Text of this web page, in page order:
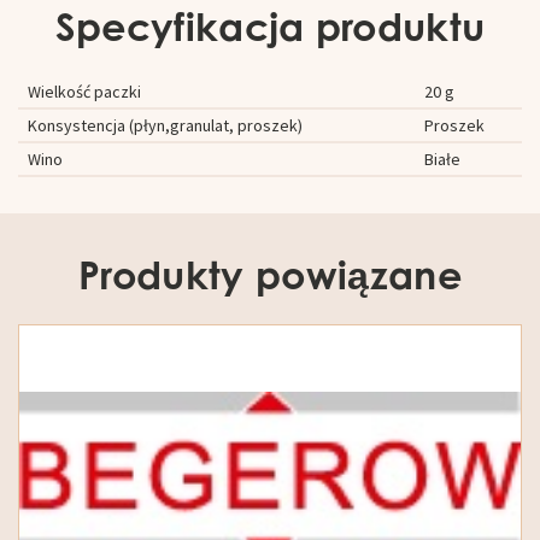
Specyfikacja produktu
Wielkość paczki
20 g
Konsystencja (płyn,granulat, proszek)
Proszek
Wino
Białe
Produkty powiązane